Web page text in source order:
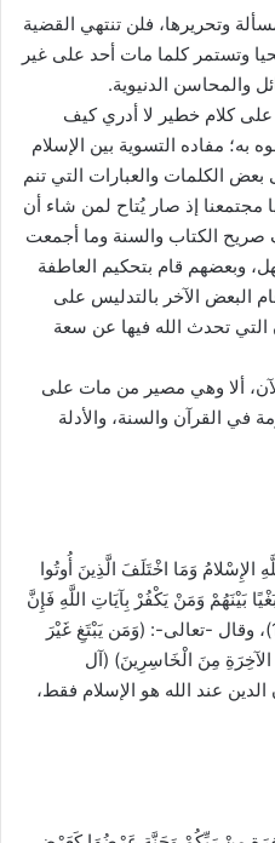
وتحريرها، فلن تنتهي القضية
وتستمر كلما مات أحد على غير
والمحاسن الدنيوية.
على كلام خطير لا أدري كيف
به؛ مفاده التسوية بين الإسلام
الكلمات والعبارات التي تنم
مجتمعنا إذ صار يُتاح لمن شاء أن
صريح الكتاب والسنة وما أجمعت
وبعضهم قام بتحكيم العاطفة
البعض الآخر بالتدليس على
التي تحدث الله فيها عن سعة
ألا وهي مصير من مات على
في القرآن والسنة، والأدلة
الإِسْلامُ وَمَا اخْتَلَفَ الَّذِينَ أُوتُوا
بَيْنَهُمْ وَمَنْ يَكْفُرْ بِآيَاتِ اللَّهِ فَإِنَّ
اللَّهَ سَرِيعُ الْحِسَابِ) (آل عمران:19)، وقال -تعالى-: (وَمَن يَبْتَغِ غَيْرَ
الآخِرَةِ مِنَ الْخَاسِرِينَ) (آل
أن الدين عند الله هو الإسلام فقط،